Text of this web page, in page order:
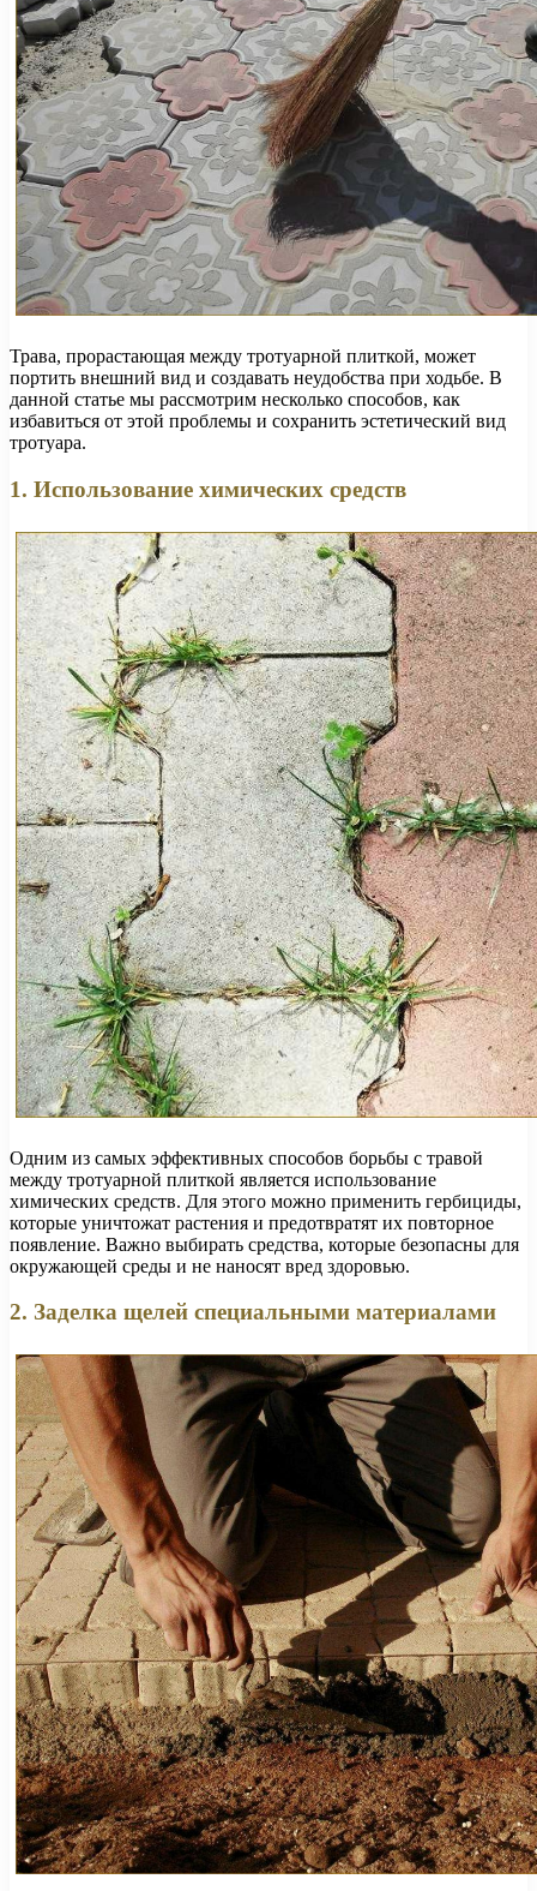
Трава, прорастающая между тротуарной плиткой, может
портить внешний вид и создавать неудобства при ходьбе. В
данной статье мы рассмотрим несколько способов, как
избавиться от этой проблемы и сохранить эстетический вид
тротуара.
1. Использование химических средств
Одним из самых эффективных способов борьбы с травой
между тротуарной плиткой является использование
химических средств. Для этого можно применить гербициды,
которые уничтожат растения и предотвратят их повторное
появление. Важно выбирать средства, которые безопасны для
окружающей среды и не наносят вред здоровью.
2. Заделка щелей специальными материалами